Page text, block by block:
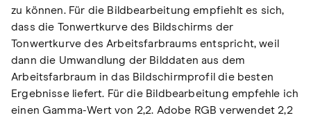
zu können. Für die Bildbearbeitung empfiehlt es sich,
dass die Tonwertkurve des Bildschirms der
Tonwertkurve des Arbeitsfarbraums entspricht, weil
dann die Umwandlung der Bilddaten aus dem
Arbeitsfarbraum in das Bildschirmprofil die besten
Ergebnisse liefert. Für die Bildbearbeitung empfehle ich
einen Gamma-Wert von 2,2. Adobe RGB verwendet 2,2